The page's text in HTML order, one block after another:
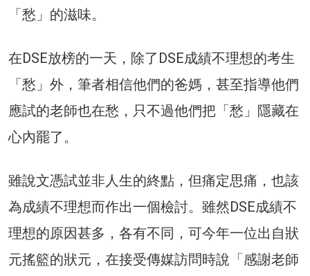
「愁」的滋味。
在DSE放榜的一天，除了DSE成績不理想的考生
「愁」外，筆者相信他們的爸媽，甚至指導他們
應試的老師也在愁，只不過他們把「愁」隱藏在
心內罷了。
雖說文憑試並非人生的終點，但痛定思痛，也該
為成績不理想而作出一個檢討。雖然DSE成績不
理想的原因甚多，各有不同，可今年一位出自狀
元搖籃的狀元，在接受傳媒訪問時說「感謝老師